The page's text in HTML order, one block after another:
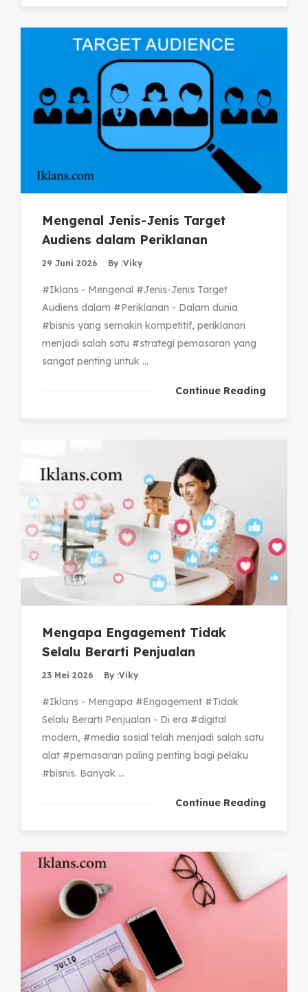
Mengenal Jenis-Jenis Target
Audiens dalam Periklanan
29 Juni 2026 By :Viky
#Iklans - Mengenal #Jenis-Jenis Target
Audiens dalam #Periklanan - Dalam dunia
#bisnis yang semakin kompetitif, periklanan
menjadi salah satu #strategi pemasaran yang
sangat penting untuk ...
Continue Reading
Mengapa Engagement Tidak
Selalu Berarti Penjualan
23 Mei 2026 By :Viky
#Iklans - Mengapa #Engagement #Tidak
Selalu Berarti Penjualan - Di era #digital
modern, #media sosial telah menjadi salah satu
alat #pemasaran paling penting bagi pelaku
#bisnis. Banyak ...
Continue Reading